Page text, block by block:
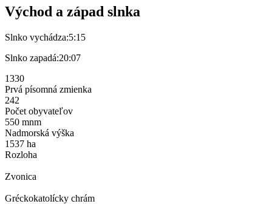
Východ a západ slnka
Slnko vychádza:5:15
Slnko zapadá:20:07
1330
Prvá písomná zmienka
242
Počet obyvateľov
550 mnm
Nadmorská výška
1537 ha
Rozloha
Zvonica
Gréckokatolícky chrám